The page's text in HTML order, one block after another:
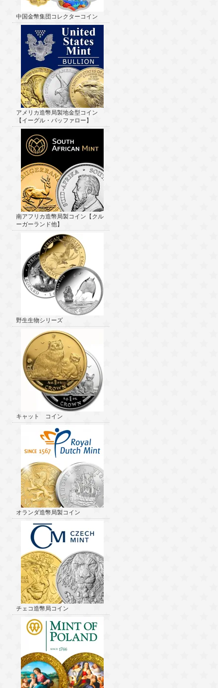
中国金幣集団コレクターコイン
アメリカ造幣局製地金型コイン
【イーグル・バッファロー】
南アフリカ造幣局製コイン【クル
ーガーランド他】
野生生物シリーズ
キャット コイン
オランダ造幣局製コイン
チェコ造幣局コイン